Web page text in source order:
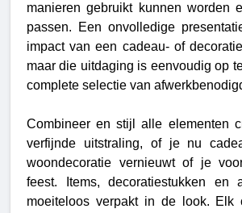
manieren gebruikt kunnen worden
passen.
Een onvolledige
impact van een cadeau- of
maar die uitdaging is eenvoudig op
complete selectie van
Combineer en stijl alle elementen
verfijnde uitstraling, of je nu
woondecoratie vernieuwt of je
feest. Items, decoratiestukken en
moeiteloos verpakt in de look. Elk